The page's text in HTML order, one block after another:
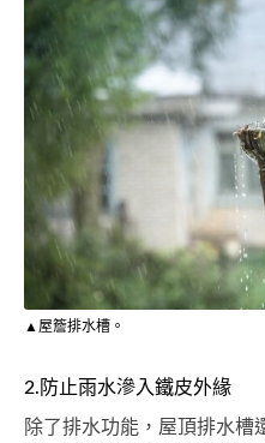
▲屋簷排水槽。
2.防止雨水滲入鐵皮外緣
除了排水功能，屋頂排水槽